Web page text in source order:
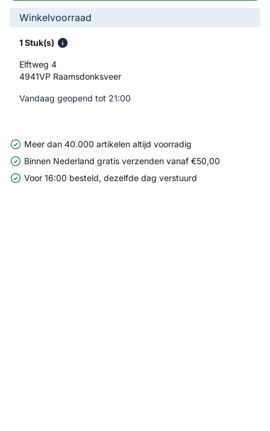
Winkelvoorraad
1 Stuk(s)
Elftweg 4
4941VP Raamsdonksveer
Vandaag geopend tot 21:00
Meer dan 40.000 artikelen altijd voorradig
Binnen Nederland gratis verzenden vanaf €50,00
Voor 16:00 besteld, dezelfde dag verstuurd